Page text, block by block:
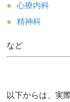
心療内科
精神科
など
以下からは、実